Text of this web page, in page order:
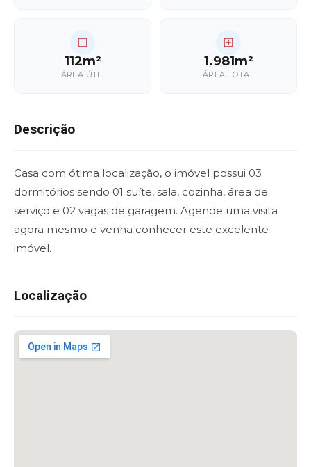
112m²
ÁREA ÚTIL
1.981m²
ÁREA TOTAL
Descrição
Casa com ótima localização, o imóvel possui 03
dormitórios sendo 01 suíte, sala, cozinha, área de
serviço e 02 vagas de garagem. Agende uma visita
agora mesmo e venha conhecer este excelente
imóvel.
Localização